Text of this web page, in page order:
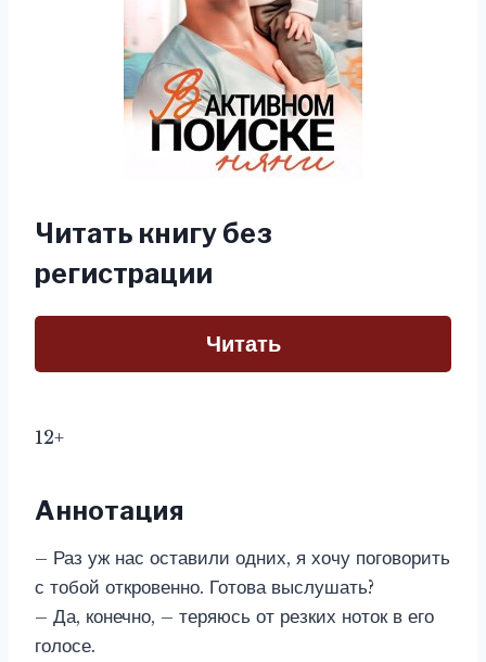
Читать книгу без
регистрации
Читать
12+
Аннотация
– Раз уж нас оставили одних, я хочу поговорить
с тобой откровенно. Готова выслушать?
– Да, конечно, – теряюсь от резких ноток в его
голосе.